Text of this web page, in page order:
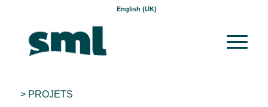
English (UK)
> PROJETS